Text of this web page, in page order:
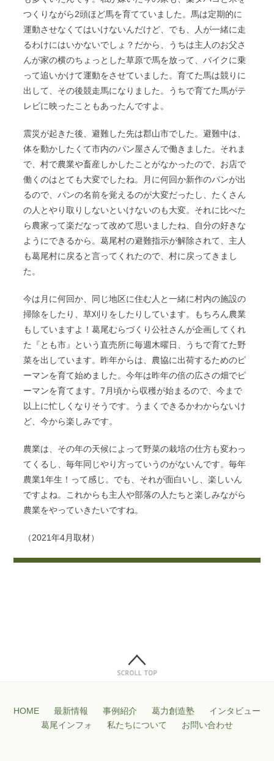
つくりながら2頭ほど馬を育てていました。馬は定期的に
運動させなくてはいけないんだけど、でも、人が一緒に走
るわけにはいかないでしょ？だから、うちは主人のお父さ
んが家の横のちょっとした草原で馬を放って、バイクに乗
って追いかけて運動をさせていました。育てた馬は競りに
出して、その後競走馬になりました。うちで育てた馬がテ
レビに映ったこともあったんですよ。
震災が起きた後、避難した先は郡山市でした。避難中は、
体を動かしたくて市内のパン屋さんで働きました。それま
で、村で農業や畜産しかしたことがなかったので、お店で
働くのはとても大変でしたね。月に何回か新作のパンが出
るので、パンの名前を覚えるのが大変だったし、たくさん
の人とやり取りしないといけないのも大変。それに比べた
ら農家って楽だなって改めて思いましたね、
自分の好きな
ようにできるから。葛尾村の避難指示が解除されて、主人
も葛尾村に戻ると言ってくれたので、村に戻ってきまし
た。
今は月に何回か、同じ地区に住む人と一緒に村内の施設の
掃除をしたり、草刈りをしたりしています。もちろん農業
もしていますよ！葛尾むらづくり公社さんが企画してくれ
た『とも市』という直売所に毎週木曜日、うちで育てた野
菜を出しています。昨年からは、農協に出荷するためのピ
ーマンを育て始めました。今年は昨年の倍の広さの畑でピ
ーマンを育てます。7月頃から収穫が始まるので、今まで
以上に忙しくなりそうです。うまくできるかわからないけ
ど、今から楽しみです。
農業は、その年の天候によって野菜の栽培の仕方も変わっ
てくるし、毎年同じやり方っていうのがないんです。毎年
農業1年生！って感じ。でも、それが面白いし、楽しいん
ですよね。これからも主人や部落の人たちと楽しみながら
農業をやっていきたいですね。
（2021年4月取材）
HOME 最新情報 事例紹介 葛力創造塾
インタビュー
葛尾インフォ
私たちについて お問い合わせ